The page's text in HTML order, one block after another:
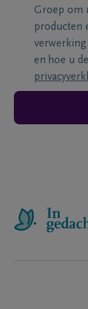
Groep om
producten
verwerking
en hoe u